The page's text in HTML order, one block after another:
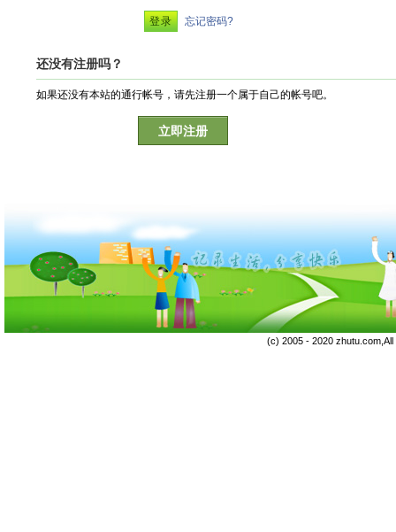
忘记密码?
还没有注册吗？
如果还没有本站的通行帐号，请先注册一个属于自己的帐号吧。
立即注册
(c) 2005 - 2020